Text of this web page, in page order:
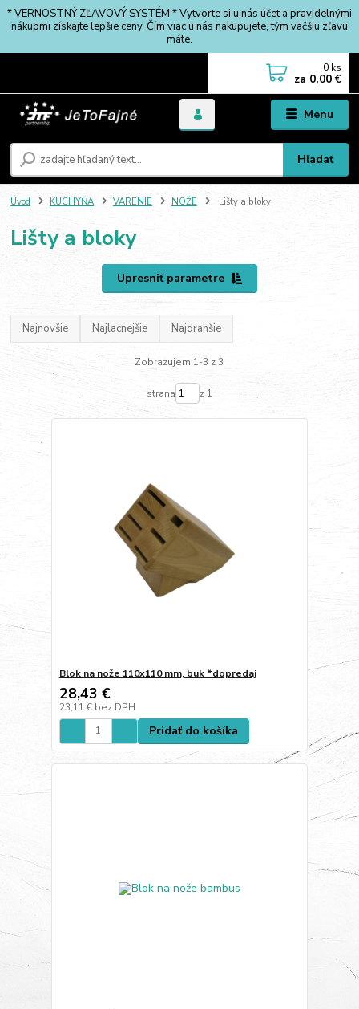
* VERNOSTNÝ ZĽAVOVÝ SYSTÉM * Vytvorte si u nás účet a pravidelnými
nákupmi získajte lepšie ceny. Čím viac u nás nakupujete, tým väčšiu zľavu
máte.
Menu
Hľadať
0 ks
za 0,00 €
Úvod KUCHYŇA VARENIE NOŽE Lišty a bloky
Lišty a bloky
Upresniť parametre
Najnovšie Najlacnejšie Najdrahšie
Zobrazujem 1-3 z 3
strana z 1
Blok na nože 110x110 mm, buk *dopredaj
28,43 €
23,11 € bez DPH
Pridať do košíka